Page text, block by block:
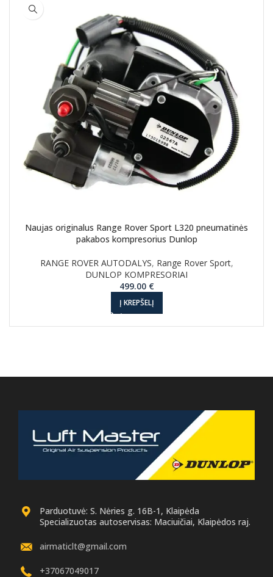
Naujas originalus Range Rover Sport L320 pneumatinės
pakabos kompresorius Dunlop
RANGE ROVER AUTODALYS, Range Rover Sport,
DUNLOP KOMPRESORIAI
499.00 €
Į KREPŠELĮ
Parduotuvė: S. Nėries g. 16B-1, Klaipėda
Specializuotas autoservisas: Maciuičiai, Klaipėdos raj.
airmaticlt@gmail.com
+37067049017